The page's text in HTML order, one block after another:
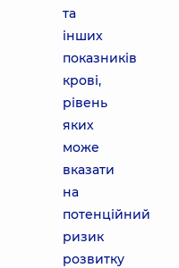
та
інших
показників
крові,
рівень
яких
може
вказати
на
потенційний
ризик
розвитку